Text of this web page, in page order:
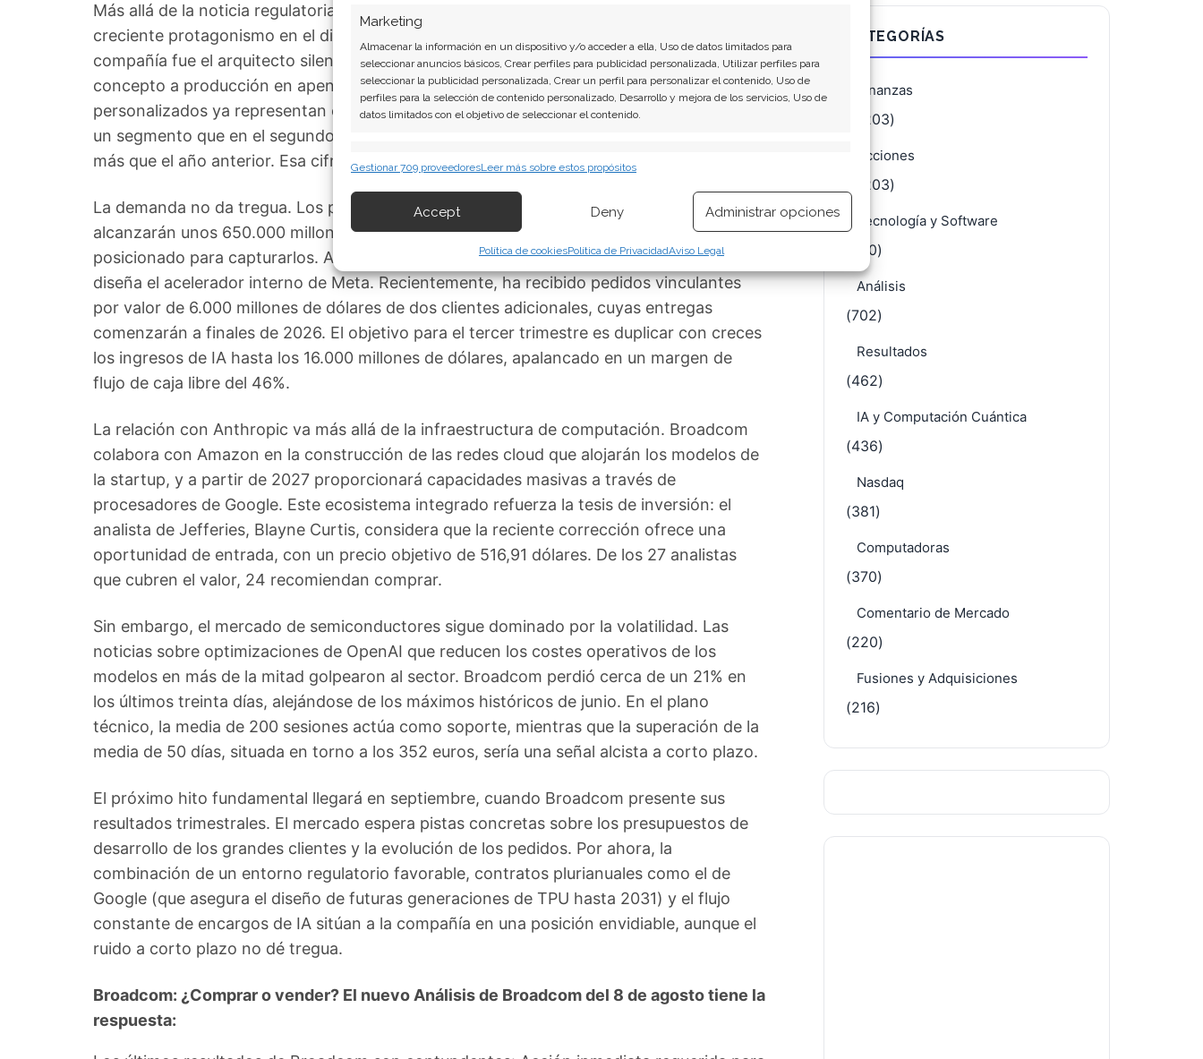
Marketing
Almacenar la información en un dispositivo y/o acceder a ella, Uso de datos limitados para
seleccionar anuncios básicos, Crear perfiles para publicidad personalizada, Utilizar perfiles para
seleccionar la publicidad personalizada, Crear un perfil para personalizar el contenido, Uso de
perfiles para la selección de contenido personalizado, Desarrollo y mejora de los servicios, Uso de
datos limitados con el objetivo de seleccionar el contenido.
información transmitida de forma automática.
Garantizar la seguridad, evitar y detectar fraudes, y eliminar
fallos, Ofrecer y presentar publicidad y contenido, Guardar y
comunicar las preferencias de privacidad.
Siempre activo
Gestionar 709 proveedoresLeer más sobre estos propósitos
Accept Deny Administrar opciones
Política de cookiesPolítica de PrivacidadAviso Legal
Más allá de la noticia regulatoria, el verdadero motor de Broadcom reside en su
creciente protagonismo en el diseño de chips a medida para inteligencia artificial. La
compañía fue el arquitecto silencioso del procesador 'Jalapeño' de OpenAI, que pasó de
concepto a producción en apenas nueve meses. Este tipo de aceleradores
personalizados ya representan el 60% de los ingresos semiconductores de IA de la firma,
un segmento que en el segundo trimestre facturó 10.800 millones de dólares, un 143%
más que el año anterior. Esa cifra supone casi la mitad de los ingresos totales del grupo.
La demanda no da tregua. Los presupuestos de capital de los grandes tecnológicos
alcanzarán unos 650.000 millones de dólares en 2026, y Broadcom está bien
posicionado para capturarlos. Además de su conocida alianza con Google, la empresa
diseña el acelerador interno de Meta. Recientemente, ha recibido pedidos vinculantes
por valor de 6.000 millones de dólares de dos clientes adicionales, cuyas entregas
comenzarán a finales de 2026. El objetivo para el tercer trimestre es duplicar con creces
los ingresos de IA hasta los 16.000 millones de dólares, apalancado en un margen de
flujo de caja libre del 46%.
La relación con Anthropic va más allá de la infraestructura de computación. Broadcom
colabora con Amazon en la construcción de las redes cloud que alojarán los modelos de
la startup, y a partir de 2027 proporcionará capacidades masivas a través de
procesadores de Google. Este ecosistema integrado refuerza la tesis de inversión: el
analista de Jefferies, Blayne Curtis, considera que la reciente corrección ofrece una
oportunidad de entrada, con un precio objetivo de 516,91 dólares. De los 27 analistas
que cubren el valor, 24 recomiendan comprar.
Sin embargo, el mercado de semiconductores sigue dominado por la volatilidad. Las
noticias sobre optimizaciones de OpenAI que reducen los costes operativos de los
modelos en más de la mitad golpearon al sector. Broadcom perdió cerca de un 21% en
los últimos treinta días, alejándose de los máximos históricos de junio. En el plano
técnico, la media de 200 sesiones actúa como soporte, mientras que la superación de la
media de 50 días, situada en torno a los 352 euros, sería una señal alcista a corto plazo.
El próximo hito fundamental llegará en septiembre, cuando Broadcom presente sus
resultados trimestrales. El mercado espera pistas concretas sobre los presupuestos de
desarrollo de los grandes clientes y la evolución de los pedidos. Por ahora, la
combinación de un entorno regulatorio favorable, contratos plurianuales como el de
Google (que asegura el diseño de futuras generaciones de TPU hasta 2031) y el flujo
constante de encargos de IA sitúan a la compañía en una posición envidiable, aunque el
ruido a corto plazo no dé tregua.
Broadcom: ¿Comprar o vender? El nuevo Análisis de Broadcom del 8 de agosto tiene la
respuesta:
CATEGORÍAS
Finanzas
(4.203)
Acciones
(4.203)
Tecnología y Software
(720)
Análisis
(702)
Resultados
(462)
IA y Computación Cuántica
(436)
Nasdaq
(381)
Computadoras
(370)
Comentario de Mercado
(220)
Fusiones y Adquisiciones
(216)